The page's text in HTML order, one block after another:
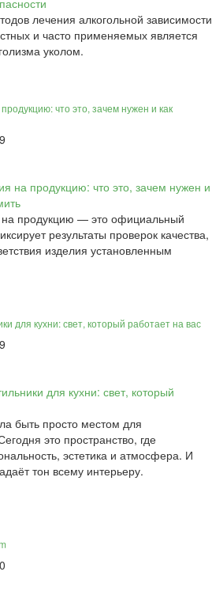
лечения алкогольной зависимости
и часто применяемых является
уколом.
что это, зачем нужен и как
на продукцию — это официальный
результаты проверок качества,
изделия установленным
для кухни: свет, который работает на вас
быть просто местом для
это пространство, где
эстетика и атмосфера. И
тон всему интерьеру.